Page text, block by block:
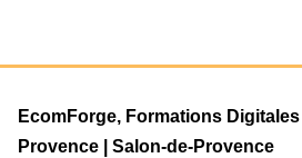
EcomForge, Formations
Provence | Salon-de-Provence